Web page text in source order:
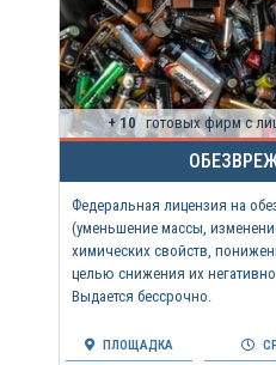
+ 10 готовых фирм с
Федеральная лицензия на
(уменьшение массы,
химических свойств,
целью снижения их
Выдается бессрочно.
ПЛОЩАДКА